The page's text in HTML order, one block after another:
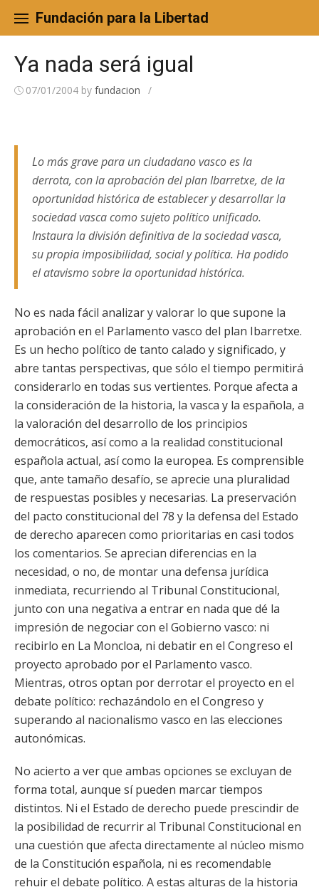
content
Fundación para la Libertad
Ya nada será igual
07/01/2004 by fundacion /
Lo más grave para un ciudadano vasco es la
derrota, con la aprobación del plan Ibarretxe, de la
oportunidad histórica de establecer y desarrollar la
sociedad vasca como sujeto político unificado.
Instaura la división definitiva de la sociedad vasca,
su propia imposibilidad, social y política. Ha podido
el atavismo sobre la oportunidad histórica.
No es nada fácil analizar y valorar lo que supone la
aprobación en el Parlamento vasco del plan Ibarretxe.
Es un hecho político de tanto calado y significado, y
abre tantas perspectivas, que sólo el tiempo permitirá
considerarlo en todas sus vertientes. Porque afecta a
la consideración de la historia, la vasca y la española, a
la valoración del desarrollo de los principios
democráticos, así como a la realidad constitucional
española actual, así como la europea. Es comprensible
que, ante tamaño desafío, se aprecie una pluralidad
de respuestas posibles y necesarias. La preservación
del pacto constitucional del 78 y la defensa del Estado
de derecho aparecen como prioritarias en casi todos
los comentarios. Se aprecian diferencias en la
necesidad, o no, de montar una defensa jurídica
inmediata, recurriendo al Tribunal Constitucional,
junto con una negativa a entrar en nada que dé la
impresión de negociar con el Gobierno vasco: ni
recibirlo en La Moncloa, ni debatir en el Congreso el
proyecto aprobado por el Parlamento vasco.
Mientras, otros optan por derrotar el proyecto en el
debate político: rechazándolo en el Congreso y
superando al nacionalismo vasco en las elecciones
autonómicas.
No acierto a ver que ambas opciones se excluyan de
forma total, aunque sí pueden marcar tiempos
distintos. Ni el Estado de derecho puede prescindir de
la posibilidad de recurrir al Tribunal Constitucional en
una cuestión que afecta directamente al núcleo mismo
de la Constitución española, ni es recomendable
rehuir el debate político. A estas alturas de la historia